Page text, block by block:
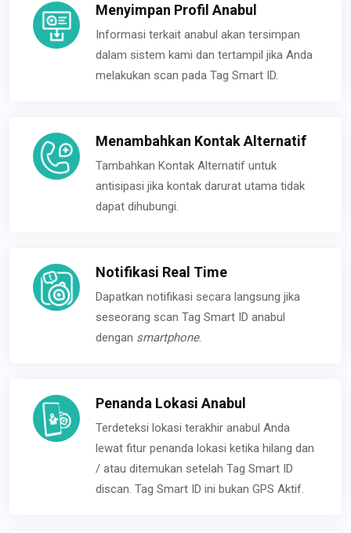
Menyimpan Profil Anabul
Informasi terkait anabul akan tersimpan
dalam sistem kami dan tertampil jika Anda
melakukan scan pada Tag Smart ID.
Menambahkan Kontak Alternatif
Tambahkan Kontak Alternatif untuk
antisipasi jika kontak darurat utama tidak
dapat dihubungi.
Notifikasi Real Time
Dapatkan notifikasi secara langsung jika
seseorang scan Tag Smart ID anabul
dengan smartphone.
Penanda Lokasi Anabul
Terdeteksi lokasi terakhir anabul Anda
lewat fitur penanda lokasi ketika hilang dan
/ atau ditemukan setelah Tag Smart ID
discan. Tag Smart ID ini bukan GPS Aktif.